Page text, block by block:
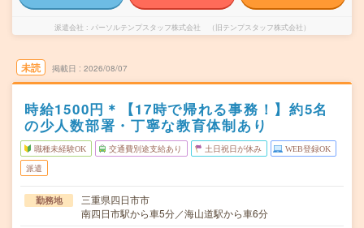
派遣会社 パーソルテンプスタッフ株式会社 （旧テンプスタッフ株式会社）
未読 掲載日 2026/08/07
時給1500円＊【17時で帰れる事務！】約5名
の少人数部署・丁寧な教育体制あり
職種未経験OK 交通費別途支給あり 土日祝日が休み WEB登録OK
派遣
勤務地
三重県四日市市
南四日市駅から車5分／海山道駅から車6分